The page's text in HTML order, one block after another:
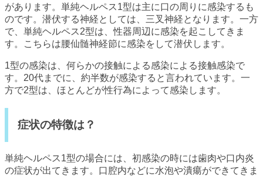
があります。単純ヘルペス1型は主に口の周りに感染するも
のです。潜伏する神経としては、三叉神経となります。一方
で、単純ヘルペス2型は、性器周辺に感染を起こしてきま
す。こちらは腰仙髄神経節に感染をして潜伏します。
1型の感染は、何らかの接触による感染による接触感染で
す。20代までに、約半数が感染すると言われています。一
方で2型は、ほとんどが性行為によって感染します。
症状の特徴は？
単純ヘルペス1型の場合には、初感染の時には歯肉や口内炎
の症状が出てきます。口腔内などに水泡や潰瘍ができてきま